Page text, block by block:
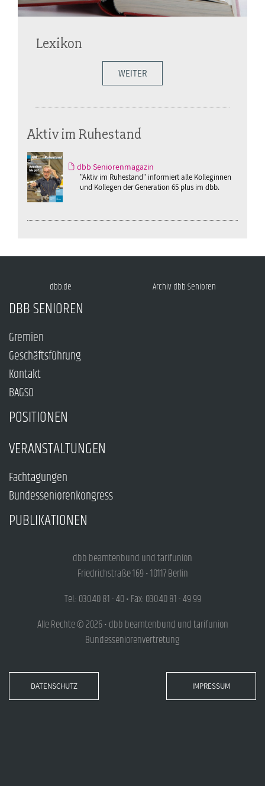
Lexikon
WEITER
Aktiv im Ruhestand
dbb Seniorenmagazin
"Aktiv im Ruhestand" informiert alle Kolleginnen
und Kollegen der Generation 65 plus im dbb.
dbb.de Archiv dbb Senioren
DBB SENIOREN
Gremien
Geschäftsführung
Kontakt
BAGSO
POSITIONEN
VERANSTALTUNGEN
Fachtagungen
Bundesseniorenkongress
PUBLIKATIONEN
dbb beamtenbund und tarifunion
Friedrichstraße 169 • 10117 Berlin
Tel.: 030.40 81 - 40 • Fax: 030.40 81 - 49 99
Alle Rechte © 2026 • dbb beamtenbund und tarifunion
Bundesseniorenvertretung
DATENSCHUTZ IMPRESSUM